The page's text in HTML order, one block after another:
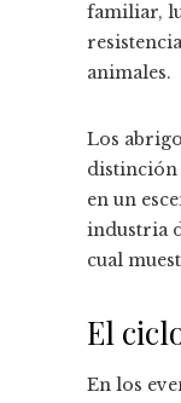
familiar,
animales.
Los
distinción
en un
industria
cual
El
En los